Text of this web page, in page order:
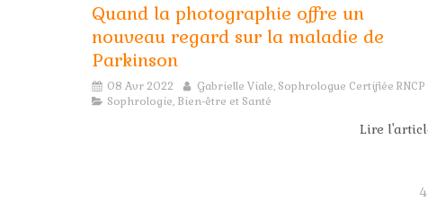
Quand la photographie offre un
nouveau regard sur la maladie de
Parkinson
08 Avr 2022
Gabrielle Viale, Sophrologue Certifiée RNCP
Sophrologie, Bien-être et Santé
Lire